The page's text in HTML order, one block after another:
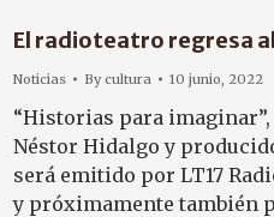
El radioteatro regresa
Noticias Bycultura 10 junio, 2022
“Historias para
Néstor Hidalgo y
será emitido por LT17
y próximamente también